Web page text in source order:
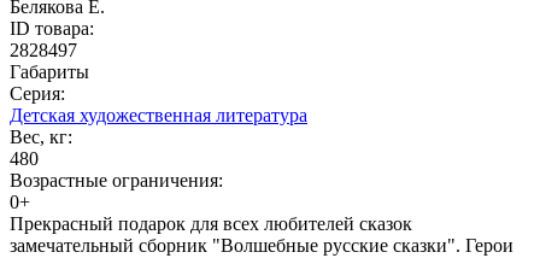
Белякова Е.
ID товара:
2828497
Габариты
Серия:
Детская художественная литература
Вес, кг:
480
Возрастные ограничения:
0+
Прекрасный подарок для всех любителей сказок
замечательный сборник "Волшебные русские сказки". Герои